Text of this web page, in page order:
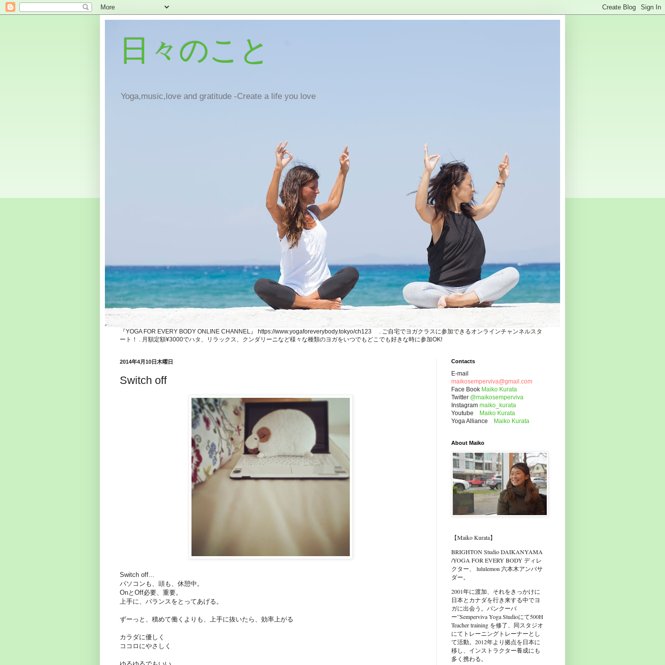
日々のこと
Yoga,music,love and gratitude -Create a life you love
『YOGA FOR EVERY BODY ONLINE CHANNEL』 https://www.yogaforeverybody.tokyo/ch123 . ご自宅でヨガクラスに参加できるオンラインチャンネルスタ
ート！ . 月額定額¥3000でハタ、リラックス、クンダリーニなど様々な種類のヨガをいつでもどこでも好きな時に参加OK!
2014年4月10日木曜日
Switch off
Switch off...
パソコンも、頭も、休憩中。
OnとOff必要、重要。
上手に、バランスをとってあげる。
ずーっと、積めて働くよりも、上手に抜いたら、効率上がる
カラダに優しく
ココロにやさしく
Contacts
E-mail
maikosemperviva@gmail.com
Face Book Maiko Kurata
Twitter @maikosemperviva
Instagram maiko_kurata
Youtube
Maiko Kurata
Yoga Alliance
Maiko Kurata
About Maiko
【Maiko Kurata】
BRIGHTON Studio DAIKANYAMA
/YOGA FOR EVERY BODY ディレ
クター、 lululemon 六本木アンバサ
ダー。
2001年に渡加、それをきっかけに
日本とカナダを行き来する中でヨ
ガに出会う。バンクーバ
ー”Semperviva Yoga Studioにて500H
Teacher training を修了、同スタジオ
にてトレーニングトレーナーとし
て活動。2012年より拠点を日本に
移し、インストラクター養成にも
多く携わる。